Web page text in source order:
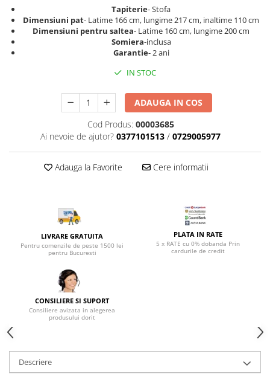
Top saltele 10 cm
Top saltele memory 5 cm
Top saltele MemoHR 6.5 cm
Saltele cu spuma
Scaune manager
Mobilier bucatarie
Mese bucatarie
Seturi mese si scaune bucatarie
Suporturi si rafturi pantofi
Pantofare
Suport pentru umerase
Cuiere
Mobilier gradinita
Mese gradinita
Scaune gradinita
Set mese si scaune gradinita
Mobilier copii
Mobila camera copii
Scaune birou pentru copii
Tapiterie- Stofa
Dimensiuni pat- Latime 166 cm, lungime 217 cm, inaltime 110 cm
Dimensiuni pentru saltea- Latime 160 cm, lungime 200 cm
Somiera-inclusa
Garantie- 2 ani
IN STOC
ADAUGA IN COS
Cod Produs: 00003685
Ai nevoie de ajutor? 0377101513 / 0729005977
Adauga la Favorite Cere informatii
LIVRARE GRATUITA
Pentru comenzile de peste 1500 lei
pentru Bucuresti
PLATA IN RATE
5 x RATE cu 0% dobanda Prin
cardurile de credit
CONSILIERE SI SUPORT
Consiliere avizata in alegerea
produsului dorit
Descriere